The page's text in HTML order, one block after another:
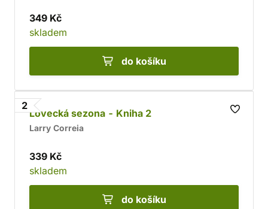
349 Kč
skladem
do košíku
2
Lovecká sezona - Kniha 2
Larry Correia
339 Kč
skladem
do košíku